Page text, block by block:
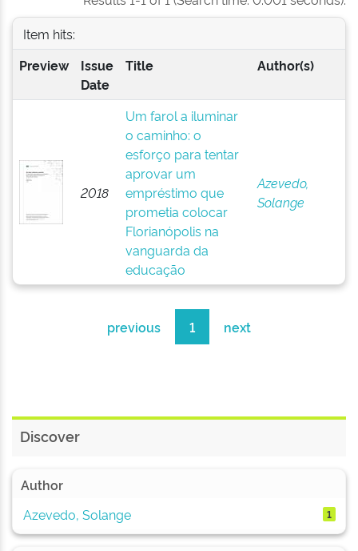
Item hits:
Preview
Issue
Date
Title Author(s)
2018
Um farol a iluminar
o caminho: o
esforço para tentar
aprovar um
empréstimo que
prometia colocar
Florianópolis na
vanguarda da
educação
Azevedo,
Solange
previous 1 next
Discover
Author
Azevedo, Solange
1